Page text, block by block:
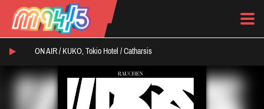
ON AIR / KUKO, Tokio Hotel / Catharsis